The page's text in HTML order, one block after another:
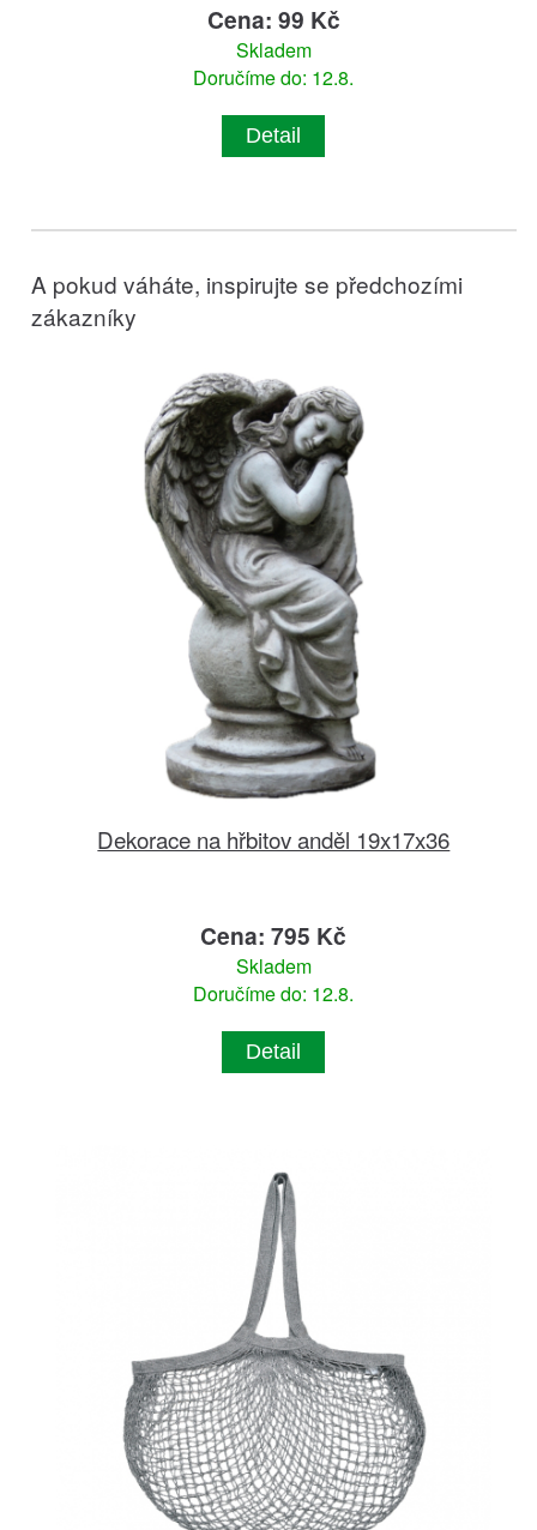
Cena: 99 Kč
Skladem
Doručíme do: 12.8.
Detail
A pokud váháte, inspirujte se předchozími
zákazníky
Dekorace na hřbitov anděl 19x17x36
Cena: 795 Kč
Skladem
Doručíme do: 12.8.
Detail